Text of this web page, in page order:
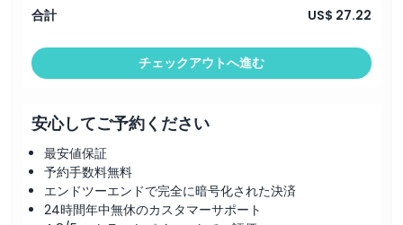
服装規定
キャンセルポリシー
合計
US$ 27.22
チェックアウトへ進む
安心してご予約ください
最安値保証
予約手数料無料
エンドツーエンドで完全に暗号化された決済
24時間年中無休のカスタマーサポート